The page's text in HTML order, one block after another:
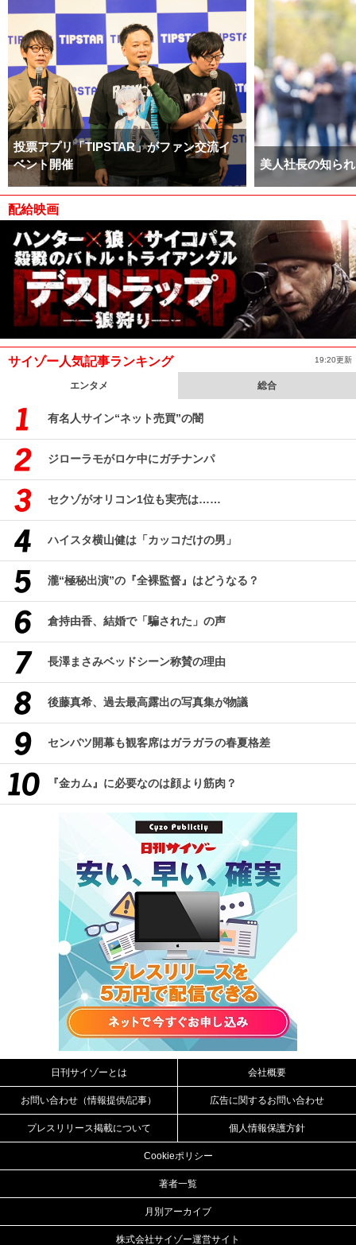
投票アプリ「TIPSTAR」がファン交流イ
ベント開催
美人社長の知ら
配給映画
サイゾー人気記事ランキング 19:20更新
エンタメ 総合
有名人サイン“ネット売買”の闇
ジローラモがロケ中にガチナンパ
セクゾがオリコン1位も実売は……
ハイスタ横山健は「カッコだけの男」
瀧“極秘出演”の『全裸監督』はどうなる？
倉持由香、結婚で「騙された」の声
長澤まさみベッドシーン称賛の理由
後藤真希、過去最高露出の写真集が物議
センバツ開幕も観客席はガラガラの春夏格差
『金カム』に必要なのは顔より筋肉？
日刊サイゾーとは 会社概要
お問い合わせ（情報提供/記事） 広告に関するお問い合わせ
プレスリリース掲載について 個人情報保護方針
Cookieポリシー
著者一覧
月別アーカイブ
株式会社サイゾー運営サイト